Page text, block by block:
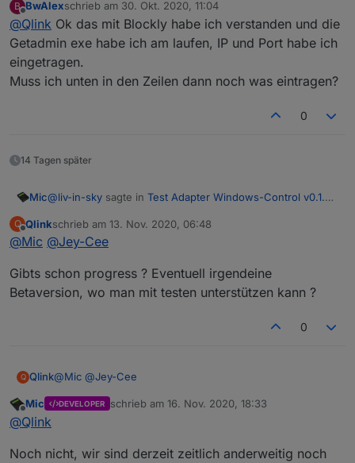
Bei mir sieht das in Blockly so aus:
Falls der Bewegungsmelder Tablet_OG eine Bewegung
Befehlt den simulierten Tastendruck F15
(http://IPAdressedeinesTablets:8585/key=F15 )
GetAdmin muss zu dem Zeitpunkt natürlich aktiv sein und
am Tablet laufen ...
B
Offline
BwAlexschrieb am 30. Okt. 2020, 11:04
zuletzt editiert von
@Qlink Ok das mit Blockly habe ich verstanden und die
Getadmin exe habe ich am laufen, IP und Port habe ich
eingetragen.
Muss ich unten in den Zeilen dann noch was eintragen?
0
14 Tagen später
Mic@liv-in-sky sagte in Test Adapter Windows-Control v0.1.x
es gibt noch keine neue offizielle lösung - immer
Die Betonung liegt auf "noch". Wir sind dran ;-)
Q
Offline
Qlinkschrieb am 13. Nov. 2020, 06:48
zuletzt editiert von
@Mic @Jey-Cee
Gibts schon progress ? Eventuell irgendeine
Betaversion, wo man mit testen unterstützen kann ?
0
Q Qlink@Mic @Jey-Cee
Gibts schon progress ? Eventuell irgendeine Betaversion,
Offline
Mic DEVELOPER schrieb am 16. Nov. 2020, 18:33
zuletzt editiert von
@Qlink
Noch nicht, wir sind derzeit zeitlich anderweitig noch